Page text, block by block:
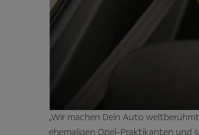
„Wir machen Dein Auto
ehemaligen Opel-Praktikanten und